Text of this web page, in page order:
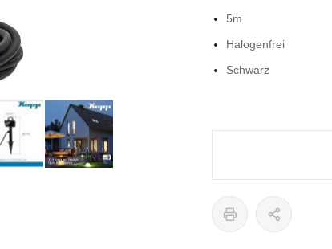
5m
Halogenfrei
Schwarz